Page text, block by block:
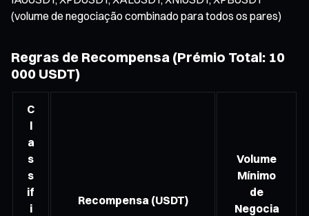
(volume de negociação combinado para todos os pares)
Regras de Recompensa (Prémio Total: 10
000 USDT)
C
l
a
s
s
if
i
Recompensa (USDT)
Volume
Mínimo
de
Negocia